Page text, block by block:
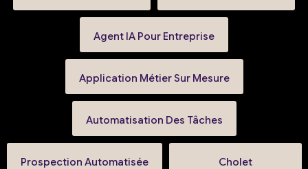
Agent IA Pour Entreprise
Application Métier Sur Mesure
Automatisation Des Tâches
Prospection Automatisée Cholet